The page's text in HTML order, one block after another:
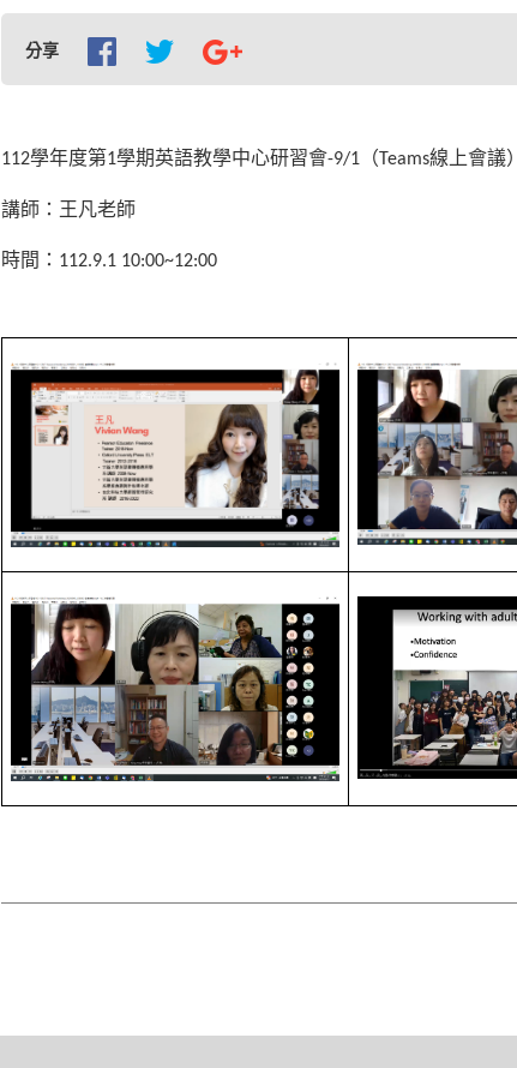
分享
112學年度第1學期英語教學中心研習會-9/1 （ Teams線上會議）
講師： 王凡老師
時間： 112.9.1 10:00~12:00